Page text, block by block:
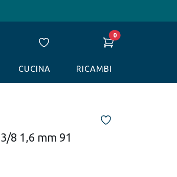
0
CUCINA RICAMBI
8 1,6 mm 91